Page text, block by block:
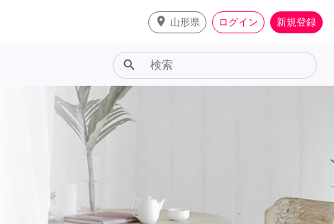
place 山形県 ログイン 新規登録
search